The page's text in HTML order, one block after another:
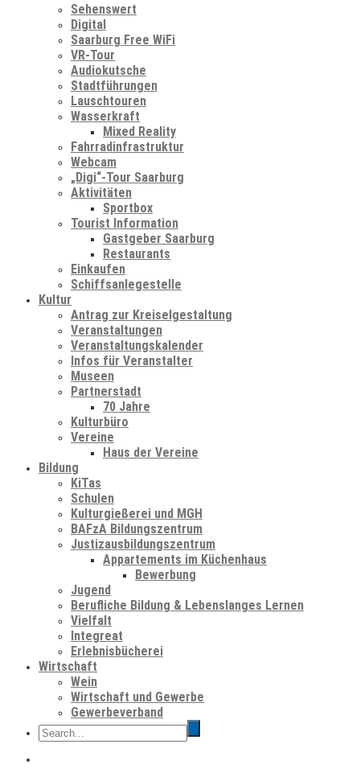
Sehenswert
Digital
Saarburg Free WiFi
VR-Tour
Audiokutsche
Stadtführungen
Lauschtouren
Wasserkraft
Mixed Reality
Fahrradinfrastruktur
Webcam
„Digi“-Tour Saarburg
Aktivitäten
Sportbox
Tourist Information
Gastgeber Saarburg
Restaurants
Einkaufen
Schiffsanlegestelle
Kultur
Antrag zur Kreiselgestaltung
Veranstaltungen
Veranstaltungskalender
Infos für Veranstalter
Museen
Partnerstadt
70 Jahre
Kulturbüro
Vereine
Haus der Vereine
Bildung
KiTas
Schulen
Kulturgießerei und MGH
BAFzA Bildungszentrum
Justizausbildungszentrum
Appartements im Küchenhaus
Bewerbung
Jugend
Berufliche Bildung & Lebenslanges Lernen
Vielfalt
Integreat
Erlebnisbücherei
Wirtschaft
Wein
Wirtschaft und Gewerbe
Gewerbeverband